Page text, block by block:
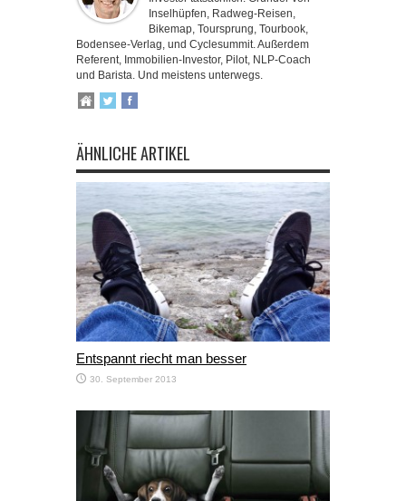
Inselhüpfen, Radweg-Reisen,
Bikemap, Toursprung, Tourbook,
Bodensee-Verlag, und Cyclesummit. Außerdem
Referent, Immobilien-Investor, Pilot, NLP-Coach
und Barista. Und meistens unterwegs.
ÄHNLICHE ARTIKEL
Entspannt riecht man besser
30. September 2013